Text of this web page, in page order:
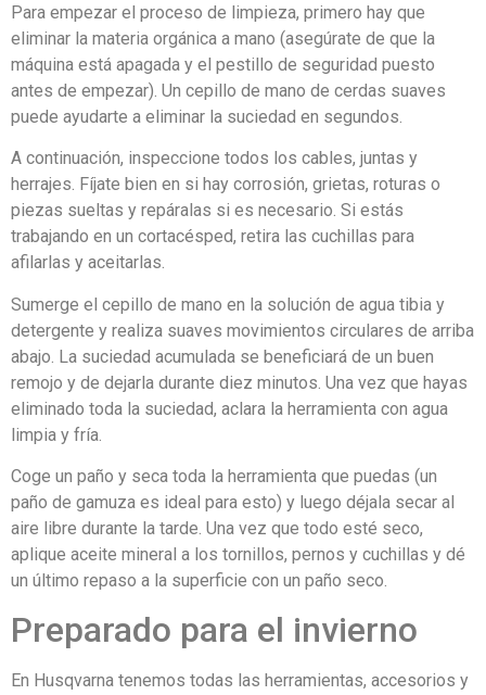
Para empezar el proceso de limpieza, primero hay que
eliminar la materia orgánica a mano (asegúrate de que la
máquina está apagada y el pestillo de seguridad puesto
antes de empezar). Un cepillo de mano de cerdas suaves
puede ayudarte a eliminar la suciedad en segundos.
A continuación, inspeccione todos los cables, juntas y
herrajes. Fíjate bien en si hay corrosión, grietas, roturas o
piezas sueltas y repáralas si es necesario. Si estás
trabajando en un cortacésped, retira las cuchillas para
afilarlas y aceitarlas.
Sumerge el cepillo de mano en la solución de agua tibia y
detergente y realiza suaves movimientos circulares de arriba
abajo. La suciedad acumulada se beneficiará de un buen
remojo y de dejarla durante diez minutos. Una vez que hayas
eliminado toda la suciedad, aclara la herramienta con agua
limpia y fría.
Coge un paño y seca toda la herramienta que puedas (un
paño de gamuza es ideal para esto) y luego déjala secar al
aire libre durante la tarde. Una vez que todo esté seco,
aplique aceite mineral a los tornillos, pernos y cuchillas y dé
un último repaso a la superficie con un paño seco.
Preparado para el invierno
En Husqvarna tenemos todas las herramientas, accesorios y